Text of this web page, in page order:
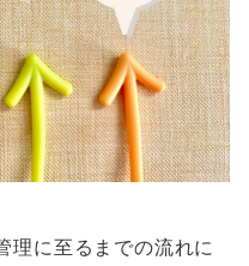
理に至るまでの流れに